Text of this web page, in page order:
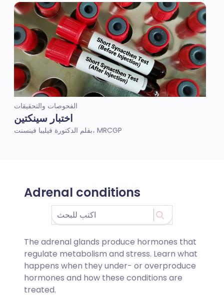
الفحوصات والتحقيقات
اختبار سينكتين
بقلم الدكتورة فيليبا فينسنت، MRCGP
Adrenal conditions
The adrenal glands produce hormones that
regulate metabolism and stress. Learn what
happens when they under- or overproduce
hormones and how these conditions are
treated.